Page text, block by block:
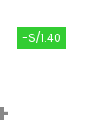
-S/1.40